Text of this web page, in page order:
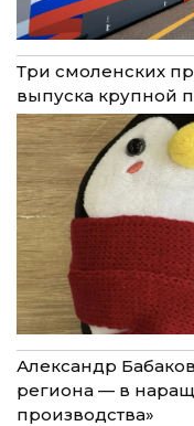
Три смоленских
выпуска крупной
Александр
региона — в
производства»